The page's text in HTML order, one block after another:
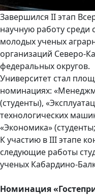
Завершился II этап
научную работу среди
молодых ученых
организаций Северо-
федеральных округов.
Университет стал
номинациях:
(студенты),
технологических
«Экономика»
К участию в III этапе
следующие работы
ученых Кабардино-
Номинация